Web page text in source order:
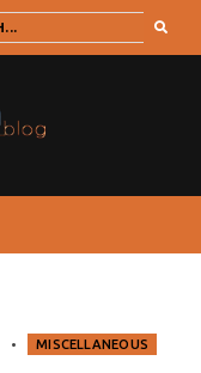
• MISCELLANEOUS